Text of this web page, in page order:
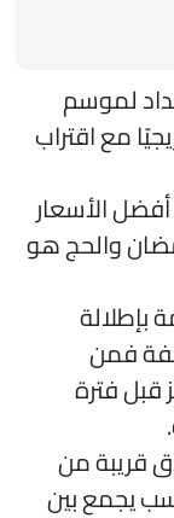
لموسم
مع اقتراب
الأسعار
والحج هو
فمن
فترة
من
يجمع بين